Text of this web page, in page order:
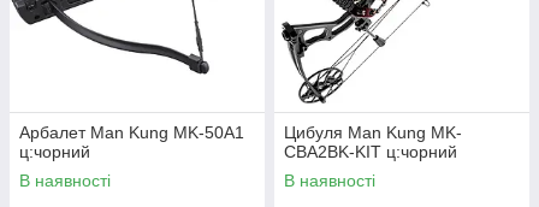
Арбалет Man Kung MK-50A1
ц:чорний
В наявності
Цибуля Man Kung MK-
CBA2BK-KIT ц:чорний
В наявності